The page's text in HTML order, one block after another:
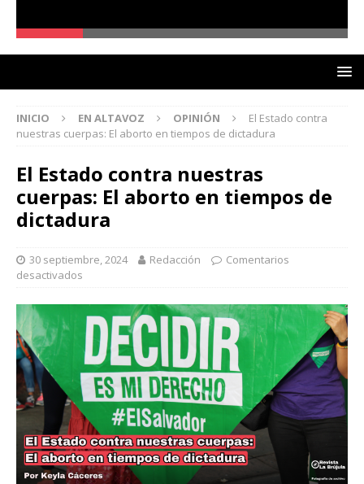
INICIO EN ALTAVOZ OPINIÓN
El Estado contra
nuestras cuerpas: El aborto en tiempos de dictadura
El Estado contra nuestras
cuerpas: El aborto en tiempos de
dictadura
30 septiembre, 2024 Redacción
Comentarios
desactivados